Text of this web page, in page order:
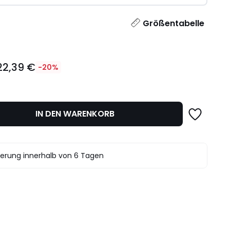
Größentabelle
€ -20%
IN DEN WARENKORB
innerhalb von 6 Tagen